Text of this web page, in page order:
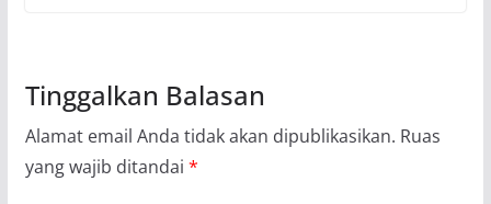
Tinggalkan Balasan
Alamat email Anda tidak akan dipublikasikan. Ruas
yang wajib ditandai *